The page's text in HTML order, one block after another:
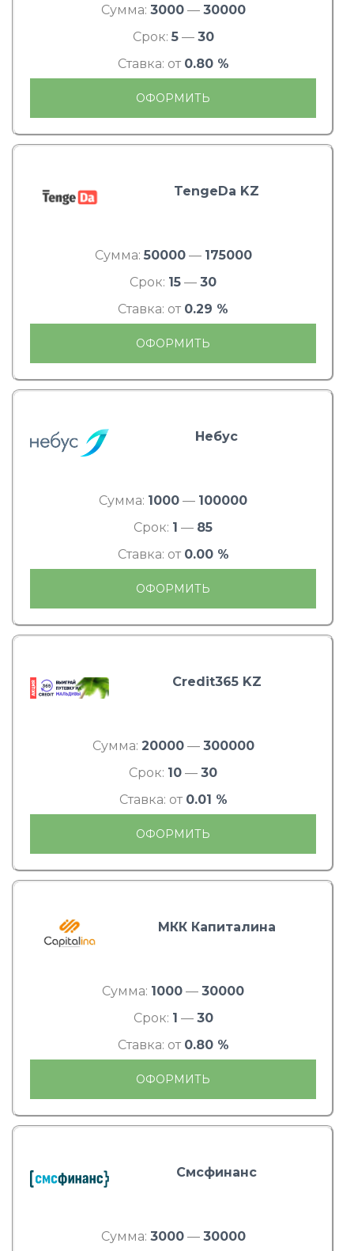
Сумма: 3000— 30000
Срок: 5— 30
Ставка: от 0.80 %
ОФОРМИТЬ
TengeDa KZ
Сумма: 50000— 175000
Срок: 15 — 30
Ставка: от 0.29 %
ОФОРМИТЬ
Небус
Сумма: 1000 — 100000
Срок: 1 — 85
Ставка: от 0.00 %
ОФОРМИТЬ
Credit365 KZ
Сумма: 20000— 300000
Срок: 10 — 30
Ставка: от 0.01 %
ОФОРМИТЬ
МКК Капиталина
Сумма: 1000 — 30000
Срок: 1 — 30
Ставка: от 0.80 %
ОФОРМИТЬ
Смсфинанс
Сумма: 3000— 30000